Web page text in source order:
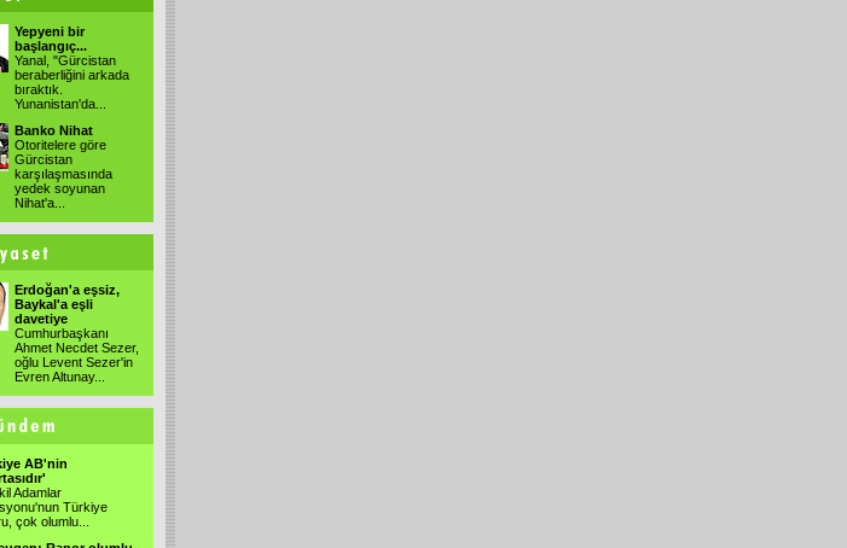
Yepyeni bir
başlangıç...
Yanal, "Gürcistan
beraberliğini arkada
bıraktık.
Yunanistan'da
Banko Nihat
Otoritelere göre
Gürcistan
karşılaşmasında
yedek soyunan
Nihat'a
Erdoğan'a eşsiz,
Baykal'a eşli
davetiye
Cumhurbaşkanı
Ahmet Necdet Sezer,
oğlu Levent Sezer'in
Evren Altunay...
AB'nin
Adamlar
Türkiye
çok olumlu